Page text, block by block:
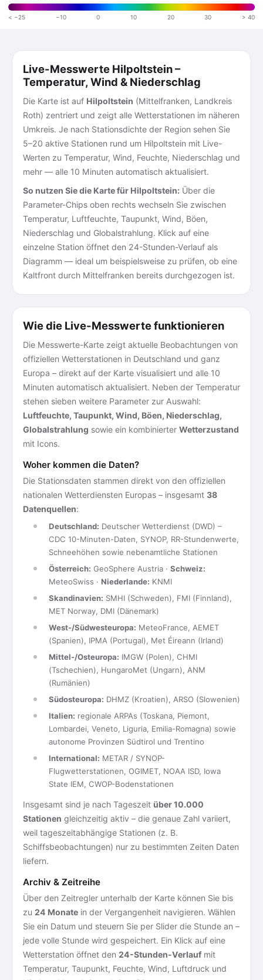
< −25 −10 0 10 20 30 > 40
Live-Messwerte Hilpoltstein –
Temperatur, Wind & Niederschlag
Die Karte ist auf Hilpoltstein (Mittelfranken, Landkreis
Roth) zentriert und zeigt alle Wetterstationen im näheren
Umkreis. Je nach Stationsdichte der Region sehen Sie
5–20 aktive Stationen rund um Hilpoltstein mit Live-
Werten zu Temperatur, Wind, Feuchte, Niederschlag und
mehr — alle 10 Minuten automatisch aktualisiert.
So nutzen Sie die Karte für Hilpoltstein: Über die
Parameter-Chips oben rechts wechseln Sie zwischen
Temperatur, Luftfeuchte, Taupunkt, Wind, Böen,
Niederschlag und Globalstrahlung. Klick auf eine
einzelne Station öffnet den 24-Stunden-Verlauf als
Diagramm — ideal um beispielsweise zu prüfen, ob eine
Kaltfront durch Mittelfranken bereits durchgezogen ist.
Wie die Live-Messwerte funktionieren
Die Messwerte-Karte zeigt aktuelle Beobachtungen von
offiziellen Wetterstationen in Deutschland und ganz
Europa – direkt auf der Karte visualisiert und alle 10
Minuten automatisch aktualisiert. Neben der Temperatur
stehen sieben weitere Parameter zur Auswahl:
Luftfeuchte, Taupunkt, Wind, Böen, Niederschlag,
Globalstrahlung sowie ein kombinierter Wetterzustand
mit Icons.
Woher kommen die Daten?
Die Stationsdaten stammen direkt von den offiziellen
nationalen Wetterdiensten Europas – insgesamt 38
Datenquellen:
Deutschland: Deutscher Wetterdienst (DWD) –
CDC 10-Minuten-Daten, SYNOP, RR-Stundenwerte,
Schneehöhen sowie nebenamtliche Stationen
Österreich: GeoSphere Austria · Schweiz:
MeteoSwiss · Niederlande: KNMI
Skandinavien: SMHI (Schweden), FMI (Finnland),
MET Norway, DMI (Dänemark)
West-/Südwesteuropa: MeteoFrance, AEMET
(Spanien), IPMA (Portugal), Met Éireann (Irland)
Mittel-/Osteuropa: IMGW (Polen), CHMI
(Tschechien), HungaroMet (Ungarn), ANM
(Rumänien)
Südosteuropa: DHMZ (Kroatien), ARSO (Slowenien)
Italien: regionale ARPAs (Toskana, Piemont,
Lombardei, Veneto, Liguria, Emilia-Romagna) sowie
autonome Provinzen Südtirol und Trentino
International: METAR / SYNOP-
Flugwetterstationen, OGIMET, NOAA ISD, Iowa
State IEM, CWOP-Bodenstationen
Insgesamt sind je nach Tageszeit über 10.000
Stationen gleichzeitig aktiv – die genaue Zahl variiert,
weil tageszeitabhängige Stationen (z. B.
Schiffsbeobachtungen) nur zu bestimmten Zeiten Daten
liefern.
Archiv & Zeitreihe
Über den Zeitregler unterhalb der Karte können Sie bis
zu 24 Monate in der Vergangenheit navigieren. Wählen
Sie ein Datum und steuern Sie per Slider die Stunde an –
jede volle Stunde wird gespeichert. Ein Klick auf eine
Wetterstation öffnet den 24-Stunden-Verlauf mit
Temperatur, Taupunkt, Feuchte, Wind, Luftdruck und